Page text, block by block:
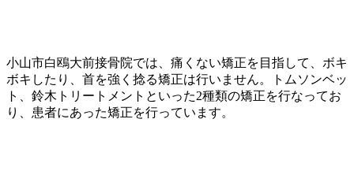
小山市白鴎大前接骨院では、痛くない矯正を目指して、ボキ
ボキしたり、首を強く捻る矯正は行いません。トムソンベッ
ト、鈴木トリートメントといった2種類の矯正を行なってお
り、患者にあった矯正を行っています。